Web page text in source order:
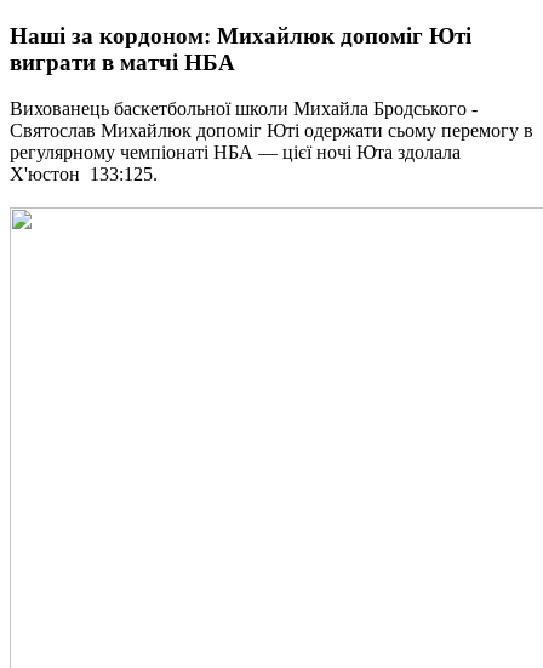
Наші за кордоном: Михайлюк допоміг Юті
виграти в матчі НБА
Вихованець баскетбольної школи Михайла Бродського -
Святослав Михайлюк допоміг Юті одержати сьому перемогу в
регулярному чемпіонаті НБА — цієї ночі Юта здолала
Х'юстон 133:125.